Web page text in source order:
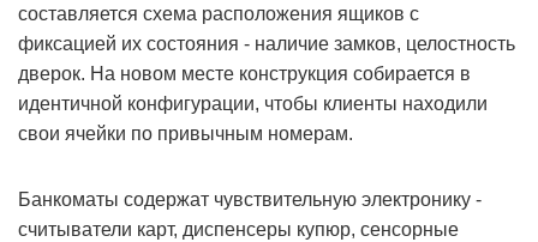
составляется схема расположения ящиков с
фиксацией их состояния - наличие замков, целостность
дверок. На новом месте конструкция собирается в
идентичной конфигурации, чтобы клиенты находили
свои ячейки по привычным номерам.
Банкоматы содержат чувствительную электронику -
считыватели карт, диспенсеры купюр, сенсорные